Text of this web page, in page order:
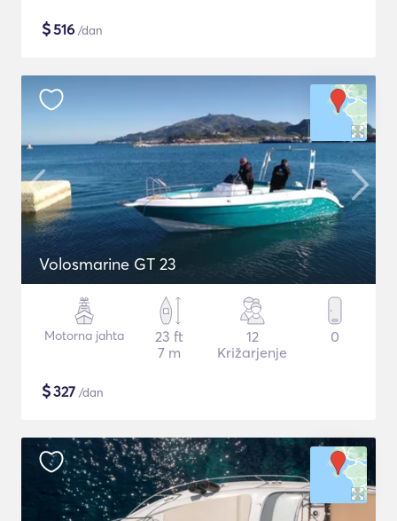
$516 /dan
Volosmarine GT 23
Motorna jahta
23 ft
7 m
12
Križarjenje
0
$327 /dan